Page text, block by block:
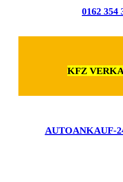
0162 354
KFZ
AUTOANKAUF-